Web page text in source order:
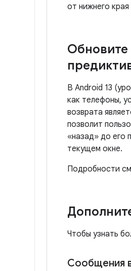
от нижнего края
В Android 13
как телефоны,
возврата
позволит
«назад» до его
текущем окне.
Подробности
Чтобы узнать
Сообщения